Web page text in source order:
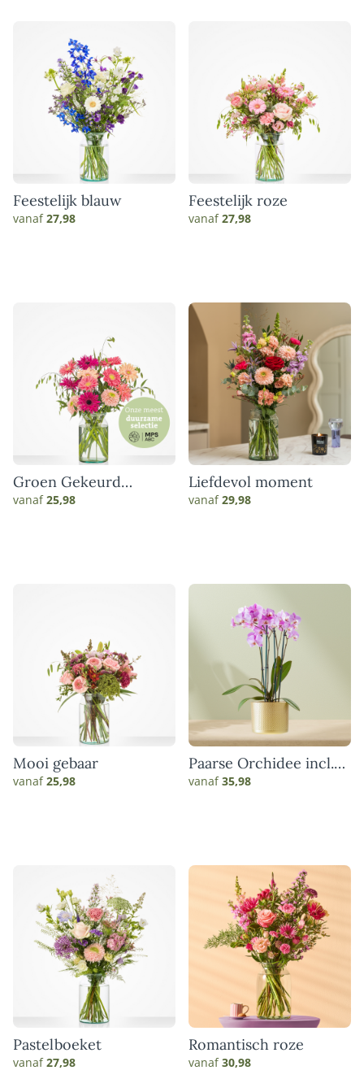
Feestelijk blauw
vanaf27,98
Feestelijk roze
vanaf27,98
Groen Gekeurd
gerbera boeket
vanaf25,98
Liefdevol moment
vanaf29,98
Mooi gebaar
vanaf25,98
Paarse Orchidee incl.
pot
vanaf35,98
Pastelboeket
vanaf27,98
Romantisch roze
vanaf30,98